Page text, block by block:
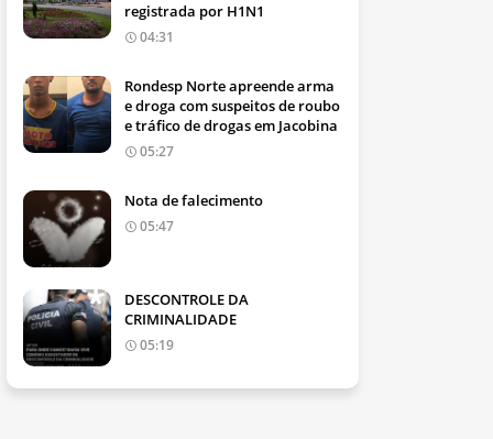
registrada por H1N1
04:31
Rondesp Norte apreende arma
e droga com suspeitos de roubo
e tráfico de drogas em Jacobina
05:27
Nota de falecimento
05:47
DESCONTROLE DA
CRIMINALIDADE
05:19